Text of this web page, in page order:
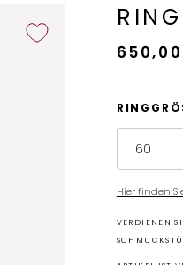
60
Hier finden
VERDIENEN